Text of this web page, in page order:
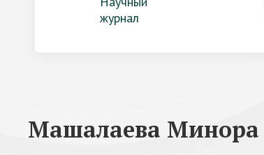
журнал
Машалаева Минора